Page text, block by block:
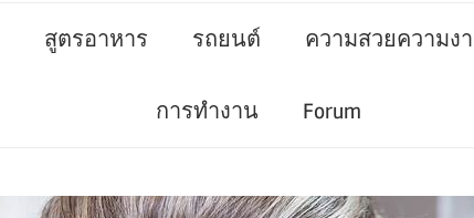
สูตรอาหาร รถยนต์ ความสวยความง
การทำงาน Forum